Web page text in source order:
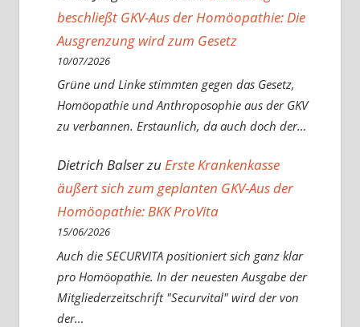
beschließt GKV-Aus der Homöopathie: Die
Ausgrenzung wird zum Gesetz
10/07/2026
Grüne und Linke stimmten gegen das Gesetz,
Homöopathie und Anthroposophie aus der GKV
zu verbannen. Erstaunlich, da auch doch der…
Dietrich BalserzuErste Krankenkasse
äußert sich zum geplanten GKV-Aus der
Homöopathie: BKK ProVita
15/06/2026
Auch die SECURVITA positioniert sich ganz klar
pro Homöopathie. In der neuesten Ausgabe der
Mitgliederzeitschrift "Securvital" wird der von
der…